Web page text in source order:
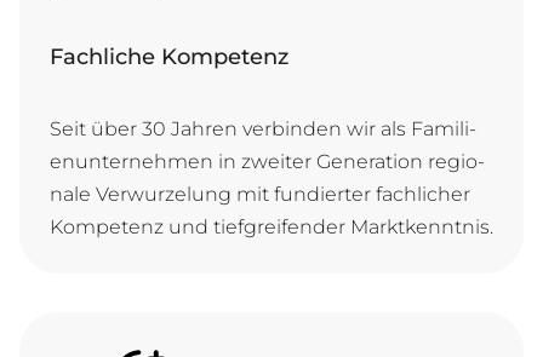
Fachliche Kompetenz
Seit ü­ber 30 Jah­ren ver­bin­den wir als Fa­mi­li­
en­un­ter­neh­men in zwei­ter Ge­ne­ra­ti­on re­gi­o­
na­le Ver­wur­ze­lung mit fun­dier­ter fach­li­cher
Kom­pe­tenz und tief­grei­fen­der Marktkenntnis.